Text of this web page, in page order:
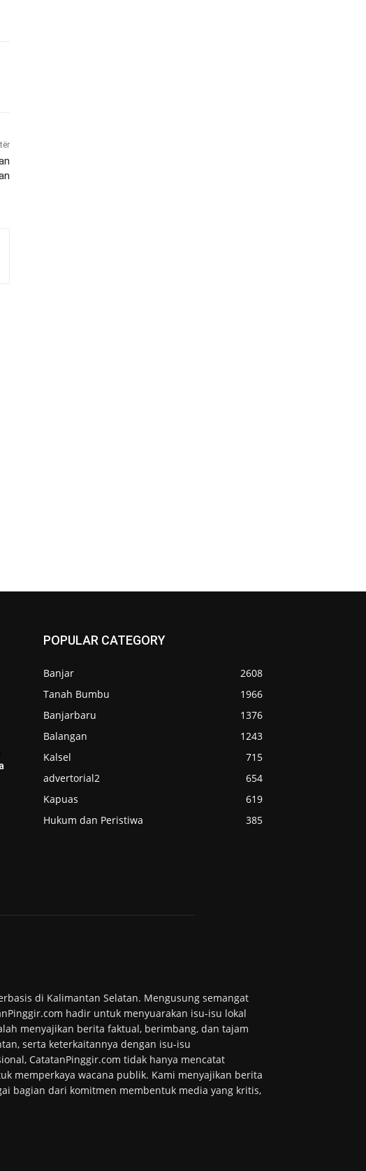
POPULAR CATEGORY
Banjar
2608
Tanah Bumbu
1966
Banjarbaru
1376
Balangan
1243
Kalsel
715
advertorial2
654
Kapuas
619
Hukum dan Peristiwa
385
di Kalimantan Selatan. Mengusung semangat
hadir untuk menyuarakan isu-isu lokal
menyajikan berita faktual, berimbang, dan tajam
serta keterkaitannya dengan isu-isu
CatatanPinggir.com tidak hanya mencatat
memperkaya wacana publik. Kami menyajikan berita
bagian dari komitmen membentuk media yang kritis,